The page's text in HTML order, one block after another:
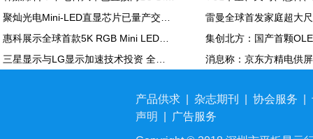
产品供求 杂志期刊 协会服务
声明
广告服务